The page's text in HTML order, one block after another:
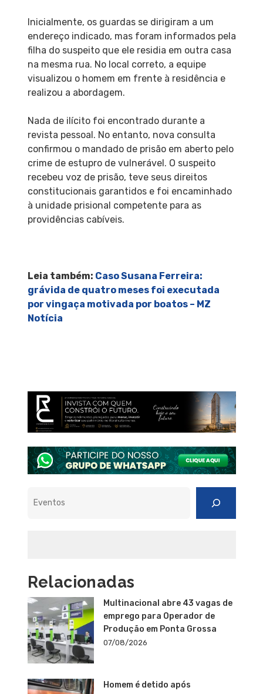
Inicialmente, os guardas se dirigiram a um
endereço indicado, mas foram informados pela
filha do suspeito que ele residia em outra casa
na mesma rua. No local correto, a equipe
visualizou o homem em frente à residência e
realizou a abordagem.
Nada de ilícito foi encontrado durante a
revista pessoal. No entanto, nova consulta
confirmou o mandado de prisão em aberto pelo
crime de estupro de vulnerável. O suspeito
recebeu voz de prisão, teve seus direitos
constitucionais garantidos e foi encaminhado
à unidade prisional competente para as
providências cabíveis.
Leia também: Caso Susana Ferreira:
grávida de quatro meses foi executada
por vingaça motivada por boatos – MZ
Notícia
Relacionadas
Multinacional abre 43 vagas de
emprego para Operador de
Produção em Ponta Grossa
07/08/2026
Homem é detido após